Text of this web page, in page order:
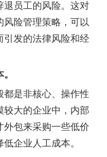
退员工的风险。这对
风险管理策略，可以
引发的法律风险和经
都是非核心、操作性
较大的企业中，内部
外包来采购一些低价
企业人工成本。